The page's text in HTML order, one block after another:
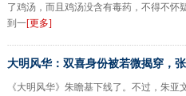
了鸡汤，而且鸡汤没含有毒药，不得不怀
到一[更多]
大明风华：双喜身份被若微揭穿，
《大明风华》朱瞻基下线了。不过，朱